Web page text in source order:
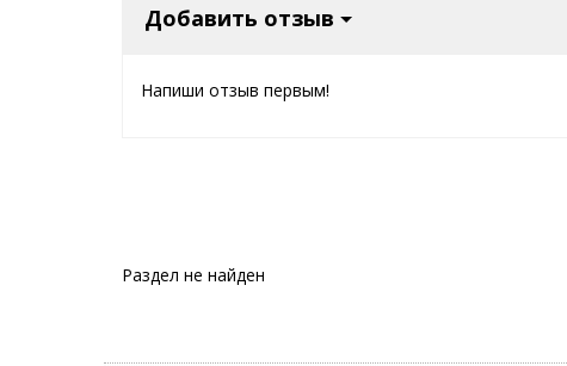
Добавить отзыв
Напиши отзыв первым!
Раздел не найден